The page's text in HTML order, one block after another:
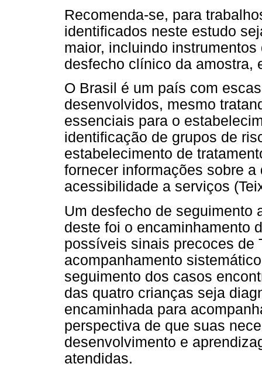
Recomenda-se, para
identificados neste estudo
maior, incluindo
desfecho clínico da amostra,
O Brasil é um país com
desenvolvidos, mesmo
essenciais para o
identificação de grupos de
estabelecimento de
fornecer informações sobre
acessibilidade a serviços
Um desfecho de seguimento
deste foi o encaminhamento
possíveis sinais precoces de
acompanhamento
seguimento dos casos
das quatro crianças seja
encaminhada para
perspectiva de que suas
desenvolvimento e
atendidas.